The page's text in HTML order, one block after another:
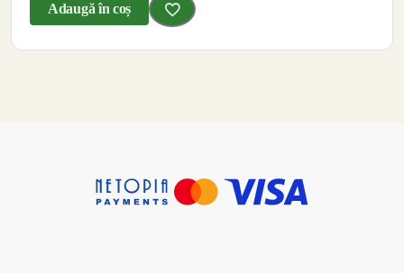
Adaugă în coș